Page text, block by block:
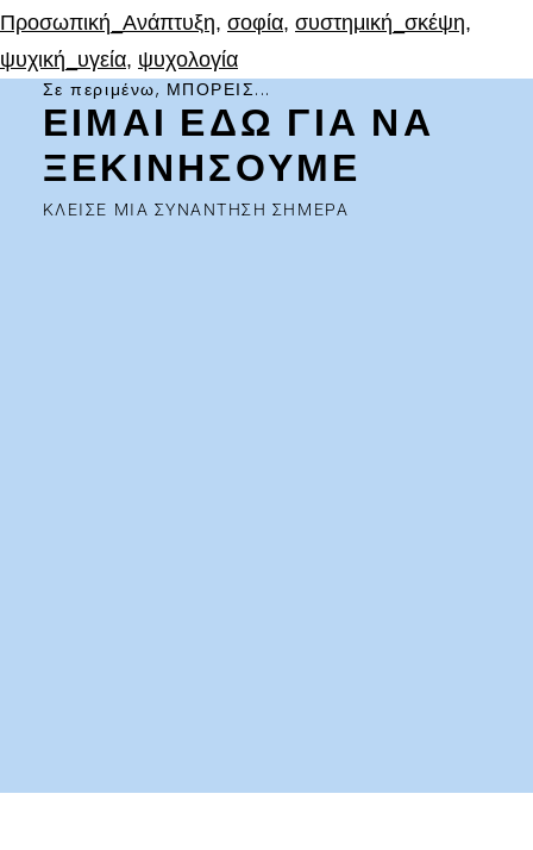
Προσωπική_Ανάπτυξη, σοφία, συστημική_σκέψη,
ψυχική_υγεία, ψυχολογία
Σε περιμένω, ΜΠΟΡΕΙΣ...
ΕΙΜΑΙ ΕΔΩ ΓΙΑ ΝΑ
ΞΕΚΙΝΗΣΟΥΜΕ
ΚΛΕΙΣΕ ΜΙΑ ΣΥΝΑΝΤΗΣΗ ΣΗΜΕΡΑ